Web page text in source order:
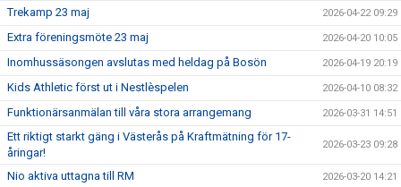
Trekamp 23 maj 2026-04-22 09:29
Extra föreningsmöte 23 maj 2026-04-20 10:05
Inomhussäsongen avslutas med heldag på Bosön 2026-04-19 20:19
Kids Athletic först ut i Nestlèspelen 2026-04-10 08:32
Funktionärsanmälan till våra stora arrangemang 2026-03-31 14:51
Ett riktigt starkt gäng i Västerås på Kraftmätning för 17-
åringar!
2026-03-23 09:28
Nio aktiva uttagna till RM 2026-03-20 14:21